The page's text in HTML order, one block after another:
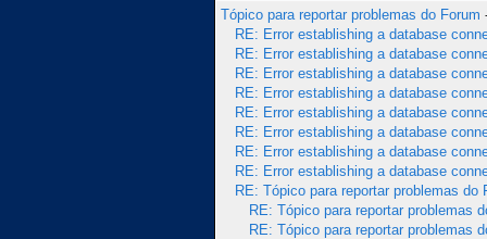
Tópico para reportar problemas do Forum
RE: Error establishing a database
RE: Error establishing a database
RE: Error establishing a database
RE: Error establishing a database
RE: Error establishing a database
RE: Error establishing a database
RE: Error establishing a database
RE: Error establishing a database
RE: Tópico para reportar problemas do
RE: Tópico para reportar problemas
RE: Tópico para reportar problemas